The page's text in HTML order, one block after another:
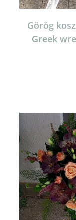
Görög
Greek